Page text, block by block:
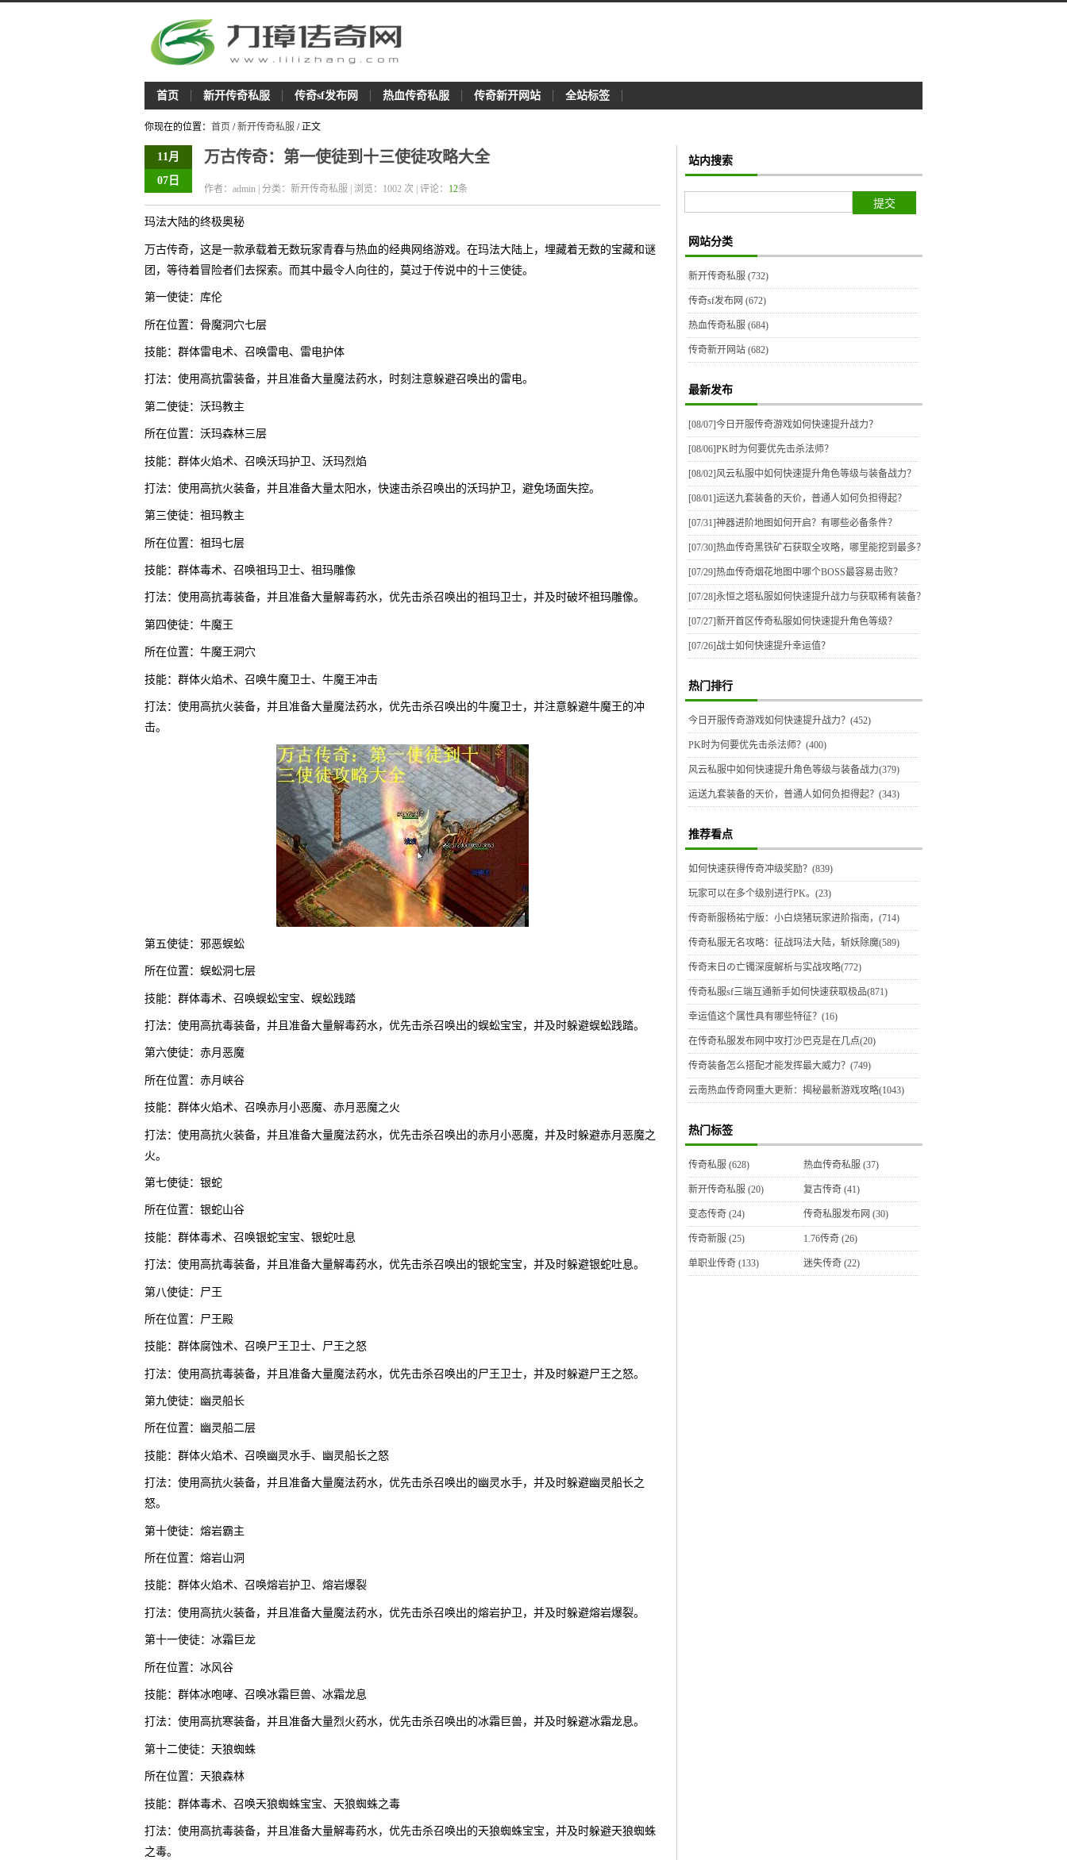
首页 新开传奇私服 传奇sf发布网 热血传奇私服 传奇新开网站 全站标签
你现在的位置： 首页 /新开传奇私服 / 正文
11月
07日
万古传奇：第一使徒到十三使徒攻略大全
作者：admin | 分类：新开传奇私服 | 浏览： 1002 次 | 评论： 12条
玛法大陆的终极奥秘
万古传奇，这是一款承载着无数玩家青春与热血的经典网络游戏。在玛法大陆上，埋藏着无数的宝藏和谜
团，等待着冒险者们去探索。而其中最令人向往的，莫过于传说中的十三使徒。
第一使徒：库伦
所在位置：骨魔洞穴七层
技能：群体雷电术、召唤雷电、雷电护体
打法：使用高抗雷装备，并且准备大量魔法药水，时刻注意躲避召唤出的雷电。
第二使徒：沃玛教主
所在位置：沃玛森林三层
技能：群体火焰术、召唤沃玛护卫、沃玛烈焰
打法：使用高抗火装备，并且准备大量太阳水，快速击杀召唤出的沃玛护卫，避免场面失控。
第三使徒：祖玛教主
所在位置：祖玛七层
技能：群体毒术、召唤祖玛卫士、祖玛雕像
打法：使用高抗毒装备，并且准备大量解毒药水，优先击杀召唤出的祖玛卫士，并及时破坏祖玛雕像。
第四使徒：牛魔王
所在位置：牛魔王洞穴
技能：群体火焰术、召唤牛魔卫士、牛魔王冲击
打法：使用高抗火装备，并且准备大量魔法药水，优先击杀召唤出的牛魔卫士，并注意躲避牛魔王的冲
击。
第五使徒：邪恶蜈蚣
所在位置：蜈蚣洞七层
技能：群体毒术、召唤蜈蚣宝宝、蜈蚣践踏
打法：使用高抗毒装备，并且准备大量解毒药水，优先击杀召唤出的蜈蚣宝宝，并及时躲避蜈蚣践踏。
第六使徒：赤月恶魔
所在位置：赤月峡谷
技能：群体火焰术、召唤赤月小恶魔、赤月恶魔之火
打法：使用高抗火装备，并且准备大量魔法药水，优先击杀召唤出的赤月小恶魔，并及时躲避赤月恶魔之
火。
第七使徒：银蛇
所在位置：银蛇山谷
技能：群体毒术、召唤银蛇宝宝、银蛇吐息
打法：使用高抗毒装备，并且准备大量解毒药水，优先击杀召唤出的银蛇宝宝，并及时躲避银蛇吐息。
第八使徒：尸王
所在位置：尸王殿
技能：群体腐蚀术、召唤尸王卫士、尸王之怒
打法：使用高抗毒装备，并且准备大量魔法药水，优先击杀召唤出的尸王卫士，并及时躲避尸王之怒。
第九使徒：幽灵船长
所在位置：幽灵船二层
技能：群体火焰术、召唤幽灵水手、幽灵船长之怒
打法：使用高抗火装备，并且准备大量魔法药水，优先击杀召唤出的幽灵水手，并及时躲避幽灵船长之
怒。
第十使徒：熔岩霸主
所在位置：熔岩山洞
技能：群体火焰术、召唤熔岩护卫、熔岩爆裂
打法：使用高抗火装备，并且准备大量魔法药水，优先击杀召唤出的熔岩护卫，并及时躲避熔岩爆裂。
第十一使徒：冰霜巨龙
所在位置：冰风谷
技能：群体冰咆哮、召唤冰霜巨兽、冰霜龙息
打法：使用高抗寒装备，并且准备大量烈火药水，优先击杀召唤出的冰霜巨兽，并及时躲避冰霜龙息。
第十二使徒：天狼蜘蛛
所在位置：天狼森林
技能：群体毒术、召唤天狼蜘蛛宝宝、天狼蜘蛛之毒
打法：使用高抗毒装备，并且准备大量解毒药水，优先击杀召唤出的天狼蜘蛛宝宝，并及时躲避天狼蜘蛛
之毒。
站内搜索
网站分类
新开传奇私服 (732)
传奇sf发布网 (672)
热血传奇私服 (684)
传奇新开网站 (682)
最新发布
[08/07]今日开服传奇游戏如何快速提升战力？
[08/06]PK时为何要优先击杀法师？
[08/02] 风云私服中如何快速提升角色等级与装备战力？
[08/01]运送九套装备的天价，普通人如何负担得起？
[07/31]神器进阶地图如何开启？有哪些必备条件？
[07/30]热血传奇黑铁矿石获取全攻略，哪里能挖到最多？
[07/29]热血传奇烟花地图中哪个BOSS最容易击败？
[07/28]永恒之塔私服如何快速提升战力与获取稀有装备？
[07/27]新开首区传奇私服如何快速提升角色等级？
[07/26] 战士如何快速提升幸运值？
热门排行
今日开服传奇游戏如何快速提升战力？(452)
PK时为何要优先击杀法师？(400)
风云私服中如何快速提升角色等级与装备战力(379)
运送九套装备的天价，普通人如何负担得起？(343)
推荐看点
如何快速获得传奇冲级奖励？(839)
玩家可以在多个级别进行PK。(23)
传奇新服杨祐宁版：小白烧猪玩家进阶指南，(714)
传奇私服无名攻略：征战玛法大陆，斩妖除魔(589)
传奇末日の亡镯深度解析与实战攻略(772)
传奇私服sf三端互通新手如何快速获取极品(871)
幸运值这个属性具有哪些特征？(16)
在传奇私服发布网中攻打沙巴克是在几点(20)
传奇装备怎么搭配才能发挥最大威力？(749)
云南热血传奇网重大更新：揭秘最新游戏攻略(1043)
热门标签
传奇私服 (628) 热血传奇私服 (37)
新开传奇私服 (20) 复古传奇 (41)
变态传奇 (24) 传奇私服发布网 (30)
传奇新服 (25) 1.76传奇 (26)
单职业传奇 (133) 迷失传奇 (22)